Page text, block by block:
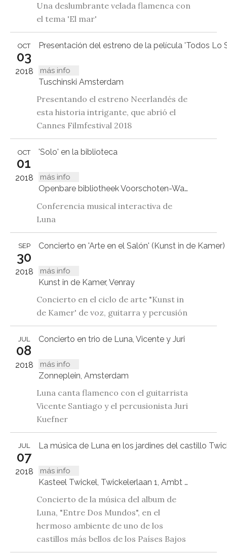
Una deslumbrante velada flamenca con
el tema 'El mar'
Presentación del estreno de la película 'Todos Lo
más info
OCT
03
2018
Tuschinski Amsterdam
Presentando el estreno Neerlandés de
esta historia intrigante, que abrió el
Cannes Filmfestival 2018
'Solo' en la biblioteca
más info
OCT
01
2018
Openbare bibliotheek Voorschoten-Wassenaar, Wijngaardenlaan 4, Voorschoten
Conferencia musical interactiva de
Luna
Concierto en 'Arte en el Salón' (Kunst in de Kamer)
más info
SEP
30
2018
Kunst in de Kamer, Venray
Concierto en el ciclo de arte "Kunst in
de Kamer' de voz, guitarra y percusión
Concierto en trio de Luna, Vicente y Juri
más info
JUL
08
2018
Zonneplein, Amsterdam
Luna canta flamenco con el guitarrista
Vicente Santiago y el percusionista Juri
Kuefner
La música de Luna en los jardines del castillo
más info
JUL
07
2018
Kasteel Twickel, Twickelerlaan 1, Ambt Delden
Concierto de la música del album de
Luna, "Entre Dos Mundos", en el
hermoso ambiente de uno de los
castillos más bellos de los Países Bajos